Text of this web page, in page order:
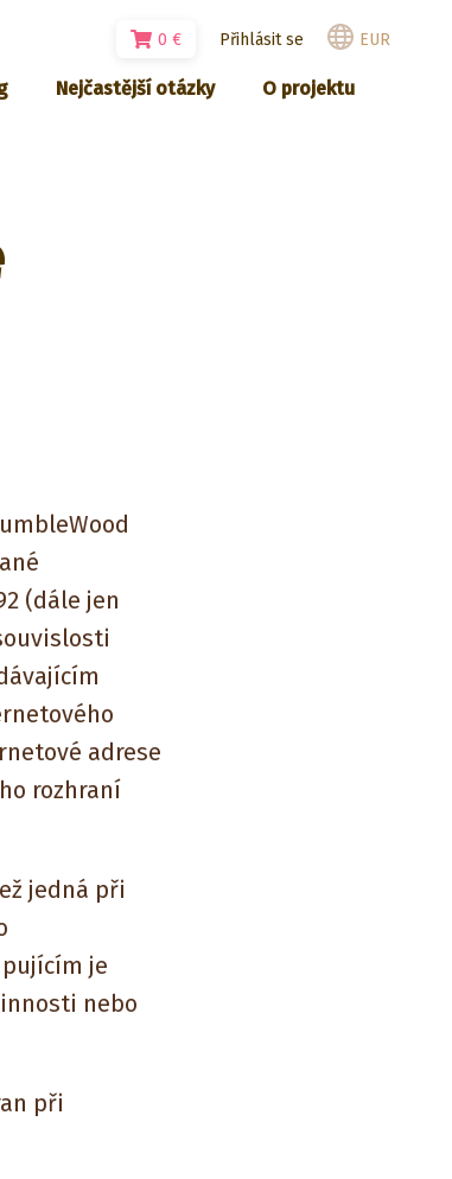
Nejčastější otázky O projektu
0 € Přihlásit se EUR
(dále jen
adrese
rozhraní
jedná při
je
nebo
při